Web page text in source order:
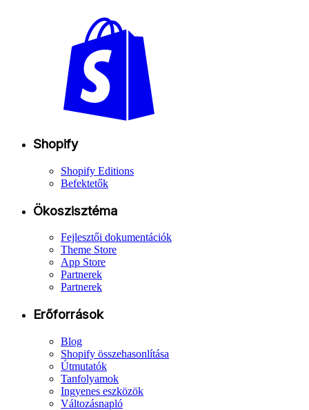
Shopify
Shopify Editions
Befektetők
Ökoszisztéma
Fejlesztői dokumentációk
Theme Store
App Store
Partnerek
Partnerek
Erőforrások
Blog
Shopify összehasonlítása
Útmutatók
Tanfolyamok
Ingyenes eszközök
Változásnapló